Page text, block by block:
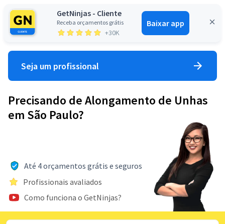
GetNinjas - Cliente
Receba orçamentos grátis
+30K
Baixar app
Entrar
Seja um profissional
Precisando de Alongamento de Unhas
em São Paulo?
Até 4 orçamentos grátis e seguros
Profissionais avaliados
Como funciona o GetNinjas?